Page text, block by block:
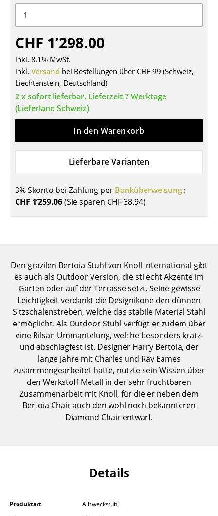
... alle Sitzmöbel
Tische
Esstische
Beistelltische
Couchtische
Schreibtische
Sekretäre & PC-Tische
Stehtische & Stehpulte
Kindertische
Gartentische
... alle Tische
Aufbewahren
Regale & Schränke
Bücherregale
Wandregale
Sideboards & Kommoden
TV Möbel
Beistell- & Rollcontainer
... alle Aufbewahrungsmöbel
CHF 1’298.00
inkl. 8,1% MwSt.
inkl. Versand bei Bestellungen über CHF 99 (Schweiz,
Liechtenstein, Deutschland)
2 x sofort lieferbar, Lieferzeit 7 Werktage
(Lieferland Schweiz)
In den Warenkorb
Lieferbare Varianten
3% Skonto bei Zahlung per Banküberweisung :
CHF 1’259.06(Sie sparen CHF 38.94)
Den grazilen Bertoia Stuhl von Knoll International gibt
es auch als Outdoor Version, die stilecht Akzente im
Garten oder auf der Terrasse setzt. Seine gewisse
Leichtigkeit verdankt die Designikone den dünnen
Sitzschalenstreben, welche das stabile Material Stahl
ermöglicht. Als Outdoor Stuhl verfügt er zudem über
eine Rilsan Ummantelung, welche besonders kratz-
und abschlagfest ist. Designer Harry Bertoia, der
lange Jahre mit Charles und Ray Eames
zusammengearbeitet hatte, nutzte sein Wissen über
den Werkstoff Metall in der sehr fruchtbaren
Zusammenarbeit mit Knoll, für die er neben dem
Bertoia Chair auch den wohl noch bekannteren
Diamond Chair entwarf.
Details
Produktart
Allzweckstuhl